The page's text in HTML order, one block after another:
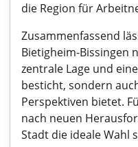
die Region für
Zusammenfassend
Bietigheim-Bissingen
zentrale Lage und
besticht, sondern
Perspektiven bietet.
nach neuen
Stadt die ideale Wahl